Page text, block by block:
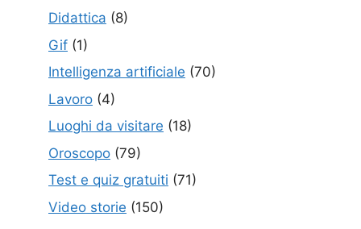
Didattica (8)
Gif (1)
Intelligenza artificiale (70)
Lavoro (4)
Luoghi da visitare (18)
Oroscopo (79)
Test e quiz gratuiti (71)
Video storie (150)